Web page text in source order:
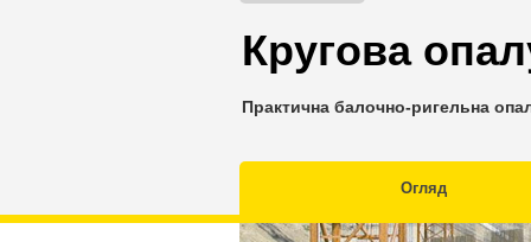
Кругова
Практична балочно-ригельна
Огляд